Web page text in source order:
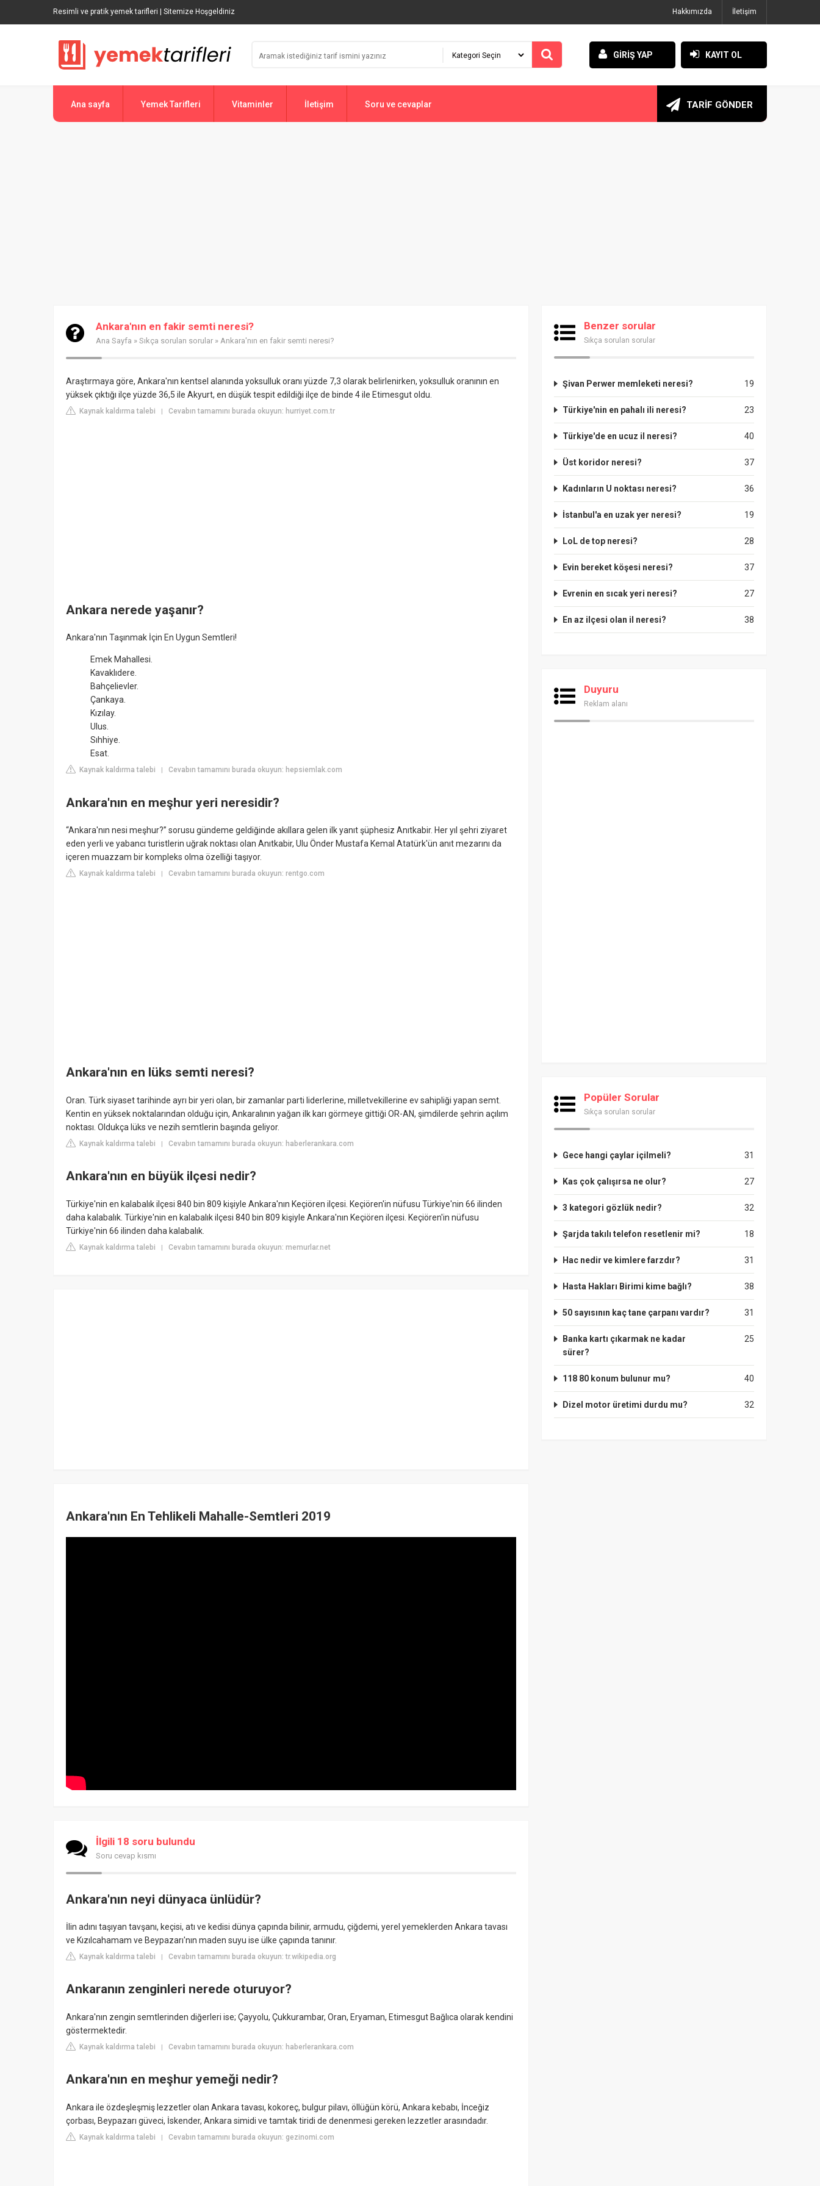
Resimli ve pratik yemek tarifleri | Sitemize Hoşgeldiniz Hakkımızda İletişim
GİRİŞ YAP KAYIT OL
Ana sayfa Yemek Tarifleri Vitaminler İletişim Soru ve cevaplar TARİF GÖNDER
Ankara'nın en fakir semti neresi?
Ana Sayfa » Sıkça sorulan sorular » Ankara'nın en fakir semti neresi?
Araştırmaya göre, Ankara'nın kentsel alanında yoksulluk oranı yüzde 7,3 olarak belirlenirken, yoksulluk oranının en
yüksek çıktığı ilçe yüzde 36,5 ile Akyurt, en düşük tespit edildiği ilçe de binde 4 ile Etimesgut oldu.
Kaynak kaldırma talebi | Cevabın tamamını burada okuyun: hurriyet.com.tr
Ankara nerede yaşanır?
Ankara'nın Taşınmak İçin En Uygun Semtleri!
Emek Mahallesi.
Kavaklıdere.
Bahçelievler.
Çankaya.
Kızılay.
Ulus.
Sıhhiye.
Esat.
Kaynak kaldırma talebi Cevabın tamamını burada okuyun: hepsiemlak.com
Ankara'nın en meşhur yeri neresidir?
“Ankara'nın nesi meşhur?” sorusu gündeme geldiğinde akıllara gelen ilk yanıt şüphesiz Anıtkabir. Her yıl şehri ziyaret
eden yerli ve yabancı turistlerin uğrak noktası olan Anıtkabir, Ulu Önder Mustafa Kemal Atatürk'ün anıt mezarını da
içeren muazzam bir kompleks olma özelliği taşıyor.
Kaynak kaldırma talebi Cevabın tamamını burada okuyun: rentgo.com
Ankara'nın en lüks semti neresi?
Oran. Türk siyaset tarihinde ayrı bir yeri olan, bir zamanlar parti liderlerine, milletvekillerine ev sahipliği yapan semt.
Kentin en yüksek noktalarından olduğu için, Ankaralının yağan ilk karı görmeye gittiği OR-AN, şimdilerde şehrin açılım
noktası. Oldukça lüks ve nezih semtlerin başında geliyor.
Kaynak kaldırma talebi | Cevabın tamamını burada okuyun: haberlerankara.com
Ankara'nın en büyük ilçesi nedir?
Türkiye'nin en kalabalık ilçesi 840 bin 809 kişiyle Ankara'nın Keçiören ilçesi. Keçiören'in nüfusu Türkiye'nin 66 ilinden
daha kalabalık. Türkiye'nin en kalabalık ilçesi 840 bin 809 kişiyle Ankara'nın Keçiören ilçesi. Keçiören'in nüfusu
Türkiye'nin 66 ilinden daha kalabalık.
Kaynak kaldırma talebi | Cevabın tamamını burada okuyun: memurlar.net
Ankara'nın En Tehlikeli Mahalle-Semtleri 2019
İlgili 18 soru bulundu
Soru cevap kısmı
Ankara'nın neyi dünyaca ünlüdür?
İlin adını taşıyan tavşanı, keçisi, atı ve kedisi dünya çapında bilinir, armudu, çiğdemi, yerel yemeklerden Ankara tavası
ve Kızılcahamam ve Beypazarı'nın maden suyu ise ülke çapında tanınır.
Kaynak kaldırma talebi | Cevabın tamamını burada okuyun: tr.wikipedia.org
Ankaranın zenginleri nerede oturuyor?
Ankara'nın zengin semtlerinden diğerleri ise; Çayyolu, Çukkurambar, Oran, Eryaman, Etimesgut Bağlıca olarak kendini
göstermektedir.
Kaynak kaldırma talebi | Cevabın tamamını burada okuyun: haberlerankara.com
Ankara'nın en meşhur yemeği nedir?
Ankara ile özdeşleşmiş lezzetler olan Ankara tavası, kokoreç, bulgur pilavı, öllüğün körü, Ankara kebabı, İnceğiz
çorbası, Beypazarı güveci, İskender, Ankara simidi ve tamtak tiridi de denenmesi gereken lezzetler arasındadır.
Kaynak kaldırma talebi | Cevabın tamamını burada okuyun: gezinomi.com
Benzer sorular
Sıkça sorulan sorular
19
Şivan Perwer memleketi neresi?
23
Türkiye'nin en pahalı ili neresi?
40
Türkiye'de en ucuz il neresi?
37
Üst koridor neresi?
36
Kadınların U noktası neresi?
19
İstanbul'a en uzak yer neresi?
28
LoL de top neresi?
37
Evin bereket köşesi neresi?
27
Evrenin en sıcak yeri neresi?
38
En az ilçesi olan il neresi?
Duyuru
Reklam alanı
Popüler Sorular
Sıkça sorulan sorular
31
Gece hangi çaylar içilmeli?
27
Kas çok çalışırsa ne olur?
32
3 kategori gözlük nedir?
18
Şarjda takılı telefon resetlenir mi?
31
Hac nedir ve kimlere farzdır?
38
Hasta Hakları Birimi kime bağlı?
31
50 sayısının kaç tane çarpanı vardır?
25
Banka kartı çıkarmak ne kadar
sürer?
40
118 80 konum bulunur mu?
32
Dizel motor üretimi durdu mu?